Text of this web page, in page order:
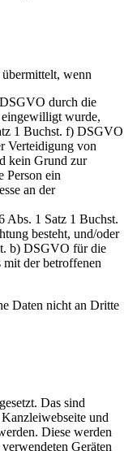
wenn
durch die
eingewilligt wurde,
1 Buchst. f) DSGVO
Verteidigung von
kein Grund zur
Person ein
an der
Abs. 1 Satz 1 Buchst.
besteht, und/oder
b) DSGVO für die
mit der betroffenen
Daten nicht an Dritte
Das sind
und
Diese werden
Geräten